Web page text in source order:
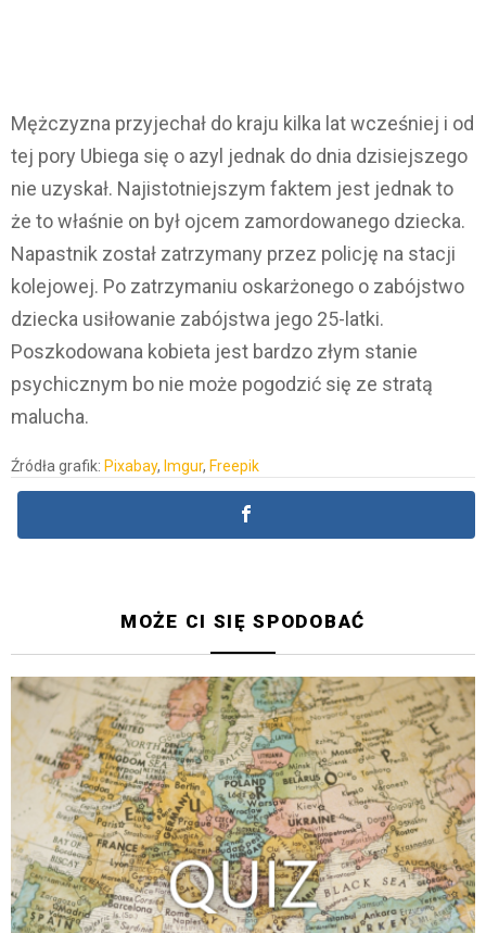
Mężczyzna przyjechał do kraju kilka lat wcześniej i od
tej pory Ubiega się o azyl jednak do dnia dzisiejszego
nie uzyskał. Najistotniejszym faktem jest jednak to
że to właśnie on był ojcem zamordowanego dziecka.
Napastnik został zatrzymany przez policję na stacji
kolejowej. Po zatrzymaniu oskarżonego o zabójstwo
dziecka usiłowanie zabójstwa jego 25-latki.
Poszkodowana kobieta jest bardzo złym stanie
psychicznym bo nie może pogodzić się ze stratą
malucha.
Źródła grafik: Pixabay, Imgur, Freepik
MOŻE CI SIĘ SPODOBAĆ